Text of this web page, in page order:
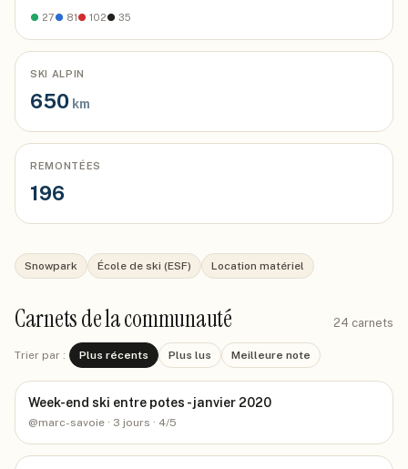
● 27● 81● 102● 35
SKI ALPIN
650 km
REMONTÉES
196
Snowpark École de ski (ESF) Location matériel
Carnets de la communauté 24 carnets
Trier par : Plus récents Plus lus Meilleure note
Week-end ski entre potes - janvier 2020
@marc-savoie · 3 jours · 4/5